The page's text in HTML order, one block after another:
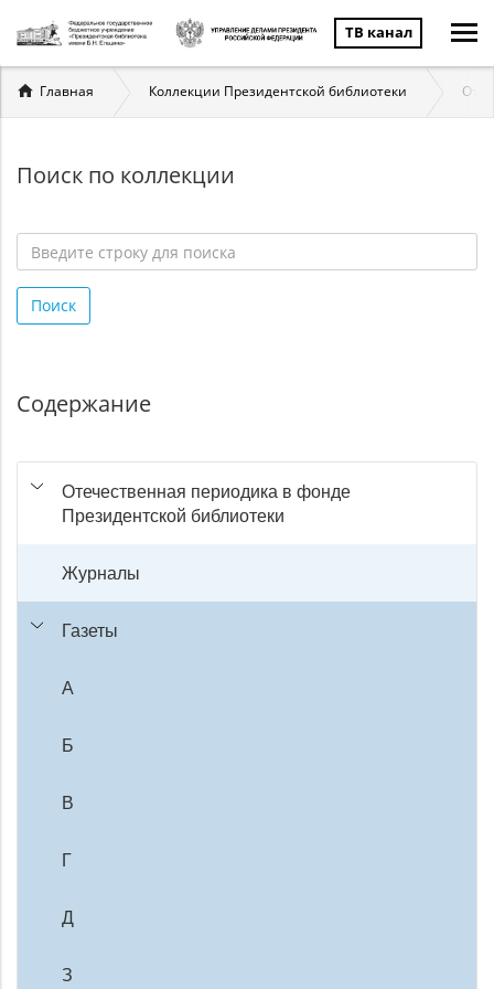
ТВ канал
Вы
здесь
Главная Коллекции Президентской библиотеки
Поиск по коллекции
строку
для
Поиск
Содержание
Отечественная периодика в фонде
Президентской библиотеки
Журналы
Газеты
А
Б
В
Г
Д
З